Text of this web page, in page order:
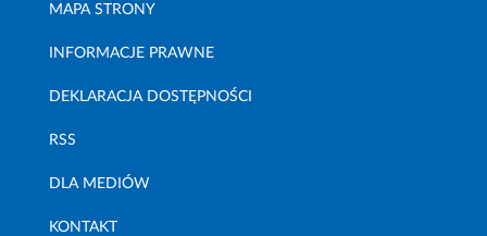
MAPA STRONY
INFORMACJE PRAWNE
DEKLARACJA DOSTĘPNOŚCI
RSS
DLA MEDIÓW
KONTAKT